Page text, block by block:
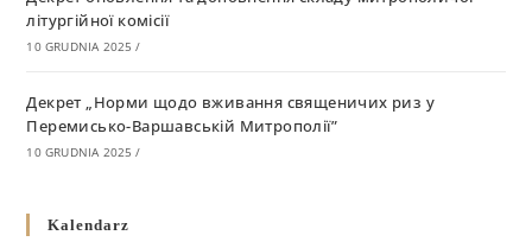
літургійної комісії
10 GRUDNIA 2025 /
Декрет „Норми щодо вживання священичих риз у
Перемисько-Варшавській Митрополії”
10 GRUDNIA 2025 /
григоріанським календарем
Kalendarz